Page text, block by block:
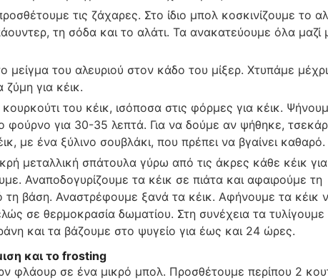
τις ζάχαρες. Στο ίδιο μπολ κοσκινίζουμε το
τη σόδα και το αλάτι. Τα ανακατεύουμε όλα μαζί
μείγμα του αλευριού στον κάδο του μίξερ. Χτυπάμε
ζύμη για κέικ.
του κέικ, ισόποσα στις φόρμες για κέικ.
φούρνο για 30-35 λεπτά. Για να δούμε αν ψήθηκε,
με ένα ξύλινο σουβλάκι, που πρέπει να βγαίνει καθαρό.
μεταλλική σπάτουλα γύρω από τις άκρες κάθε κέικ
Αναποδογυρίζουμε τα κέικ σε πιάτα και αφαιρούμε τη
βάση. Αναστρέφουμε ξανά τα κέικ. Αφήνουμε τα κέικ
σε θερμοκρασία δωματίου. Στη συνέχεια τα τυλίγουμε
και τα βάζουμε στο ψυγείο για έως και 24 ώρες.
και το frosting
φλάουρ σε ένα μικρό μπολ. Προσθέτουμε περίπου 2